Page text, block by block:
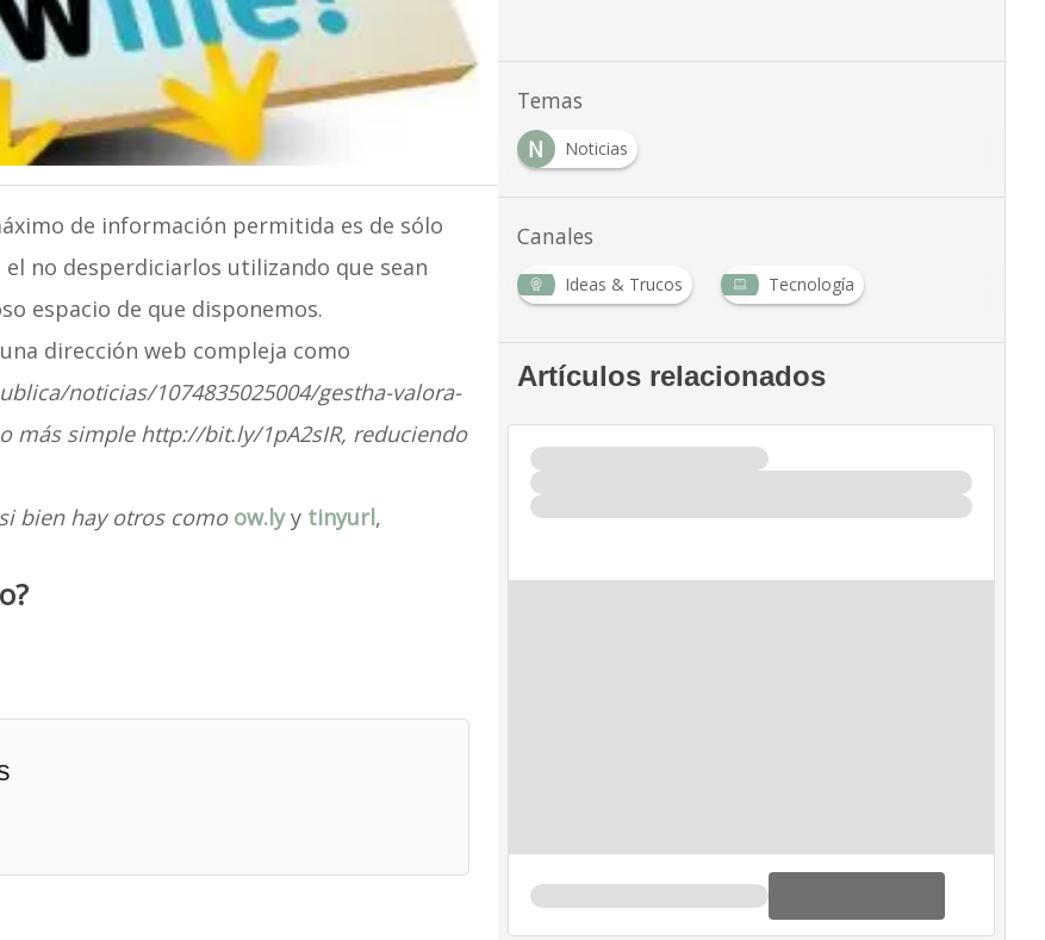
de información permitida es de sólo
no desperdiciarlos utilizando que sean
espacio de que disponemos.
dirección web compleja como
noticias/1074835025004/gestha-valora-
más simple http://bit.ly/1pA2sIR, reduciendo
bien hay otros como ow.lyy tinyurl,
Temas
N
Noticias
Canales
Ideas & Trucos Tecnología
Artículos relacionados